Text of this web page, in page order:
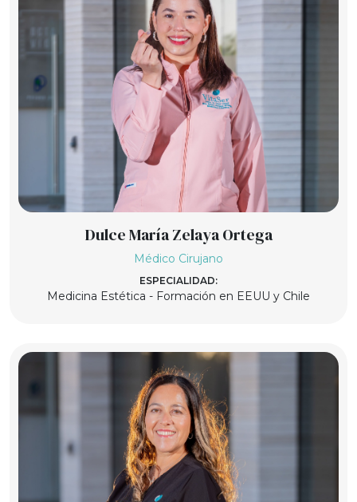
Dulce María Zelaya Ortega
Médico Cirujano
ESPECIALIDAD:
Medicina Estética - Formación en EEUU y Chile